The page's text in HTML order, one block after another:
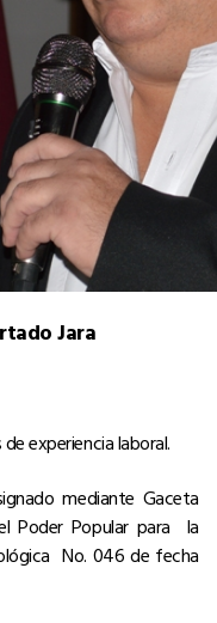
Jara
experiencia laboral.
mediante Gaceta
Poder Popular para la
No. 046 de fecha